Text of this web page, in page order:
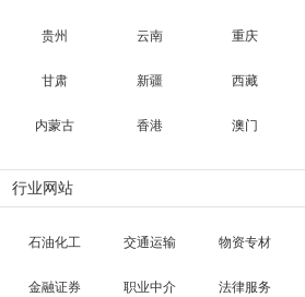
贵州 云南 重庆
甘肃 新疆 西藏
内蒙古 香港 澳门
行业网站
石油化工 交通运输 物资专材
金融证券 职业中介 法律服务